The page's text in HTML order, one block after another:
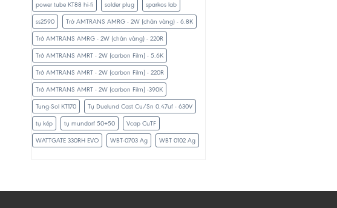
power tube KT88 hi-fi solder plug sparkos lab
ss2590 Trở AMTRANS AMRG - 2W (chân vàng) - 6.8K
Trở AMTRANS AMRG - 2W (chân vàng) - 220R
Trở AMTRANS AMRT - 2W (carbon Film) - 5.6K
Trở AMTRANS AMRT - 2W (carbon Film) - 220R
Trở AMTRANS AMRT - 2W (carbon Film) -390K
Tung-Sol KT170 Tụ Duelund Cast Cu/Sn 0.47uf - 630V
tụ kép tụ mundorf 50+50 Vcap CuTF
WATTGATE 330RH EVO WBT-0703 Ag WBT 0102 Ag